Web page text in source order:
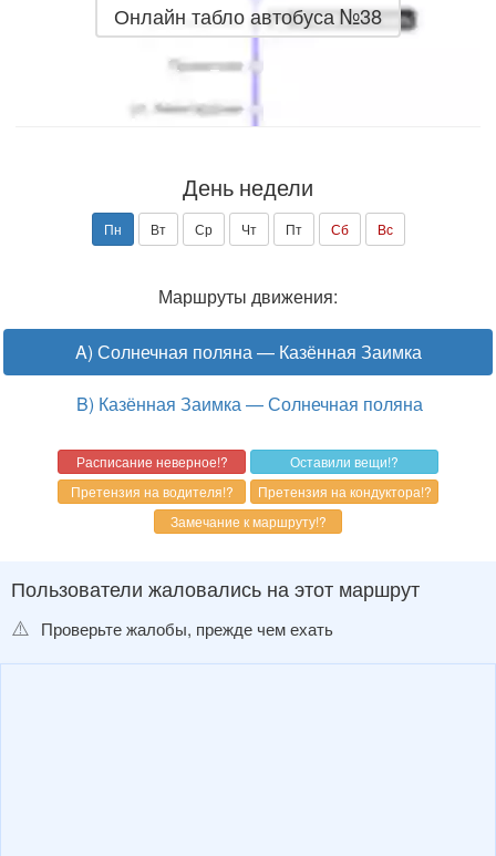
Онлайн табло автобуса №38
День недели
Пн Вт Ср Чт Пт Сб Вс
Маршруты движения:
A) Солнечная поляна — Казённая Заимка
B) Казённая Заимка — Солнечная поляна
Пользователи жаловались на этот маршрут
⚠️
Проверьте жалобы, прежде чем ехать